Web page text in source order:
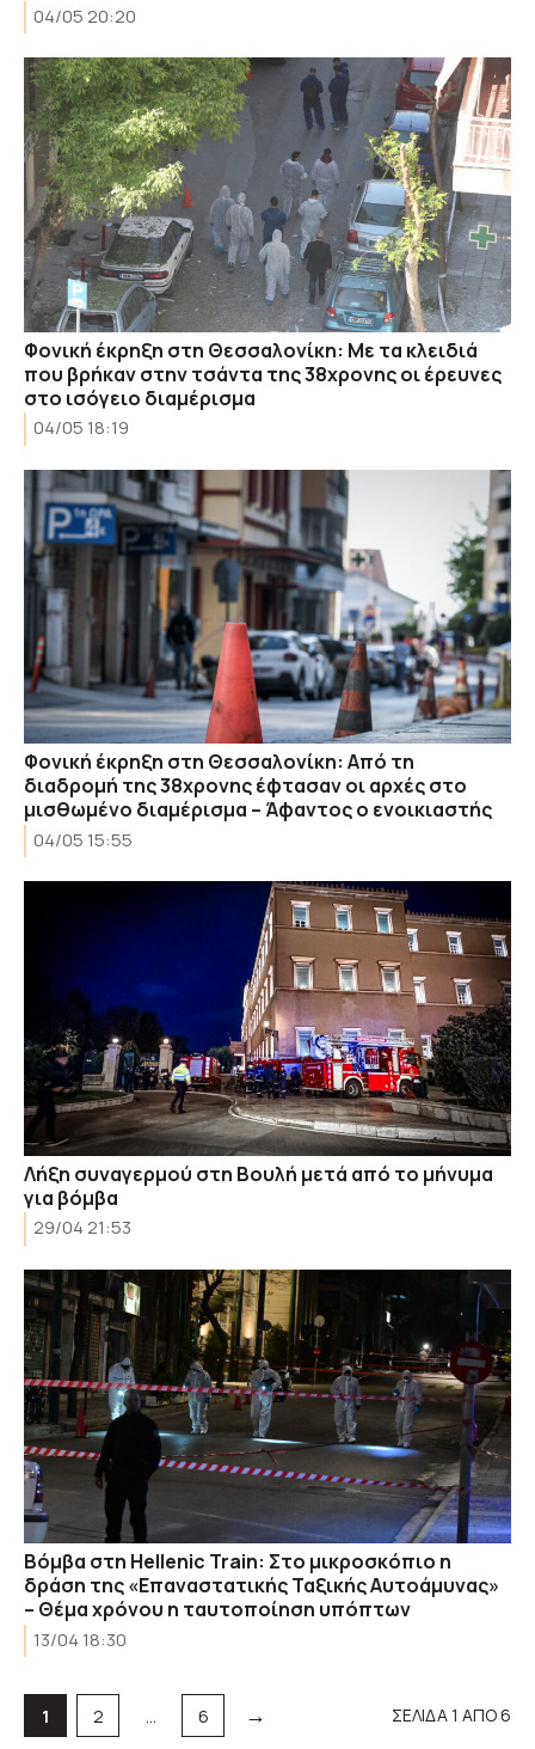
04/05 20:20
Φονική έκρηξη στη Θεσσαλονίκη: Με τα κλειδιά
που βρήκαν στην τσάντα της 38χρονης οι έρευνες
στο ισόγειο διαμέρισμα
04/05 18:19
Φονική έκρηξη στη Θεσσαλονίκη: Από τη
διαδρομή της 38χρονης έφτασαν οι αρχές στο
μισθωμένο διαμέρισμα – Άφαντος ο ενοικιαστής
04/05 15:55
Λήξη συναγερμού στη Βουλή μετά από το μήνυμα
για βόμβα
29/04 21:53
Βόμβα στη Hellenic Train: Στο μικροσκόπιο η
δράση της «Επαναστατικής Ταξικής Αυτοάμυνας»
– Θέμα χρόνου η ταυτοποίηση υπόπτων
13/04 18:30
Σελίδα
1 Σελίδα
2 … Σελίδα
6 → ΣΕΛΙΔΑ 1 ΑΠΟ 6